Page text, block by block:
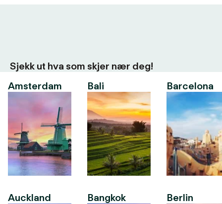
Sjekk ut hva som skjer nær deg!
Amsterdam
Auckland
Bali
Bangkok
Barcelona
Berlin